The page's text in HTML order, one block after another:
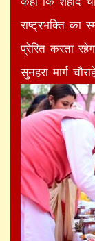
राष्ट्रभक्ति का
प्रेरित करता
सुनहरा मार्ग